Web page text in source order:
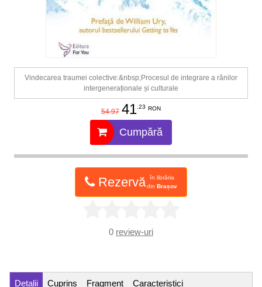
Vindecarea traumei colective:&nbsp;Procesul de integrare a rănilor
intergeneraționale și culturale
54.97 41.23 RON
Cumpără
Rezervă
în librăria
din Brașov
0 review-uri
Detalii Cuprins Fragment Caracteristici